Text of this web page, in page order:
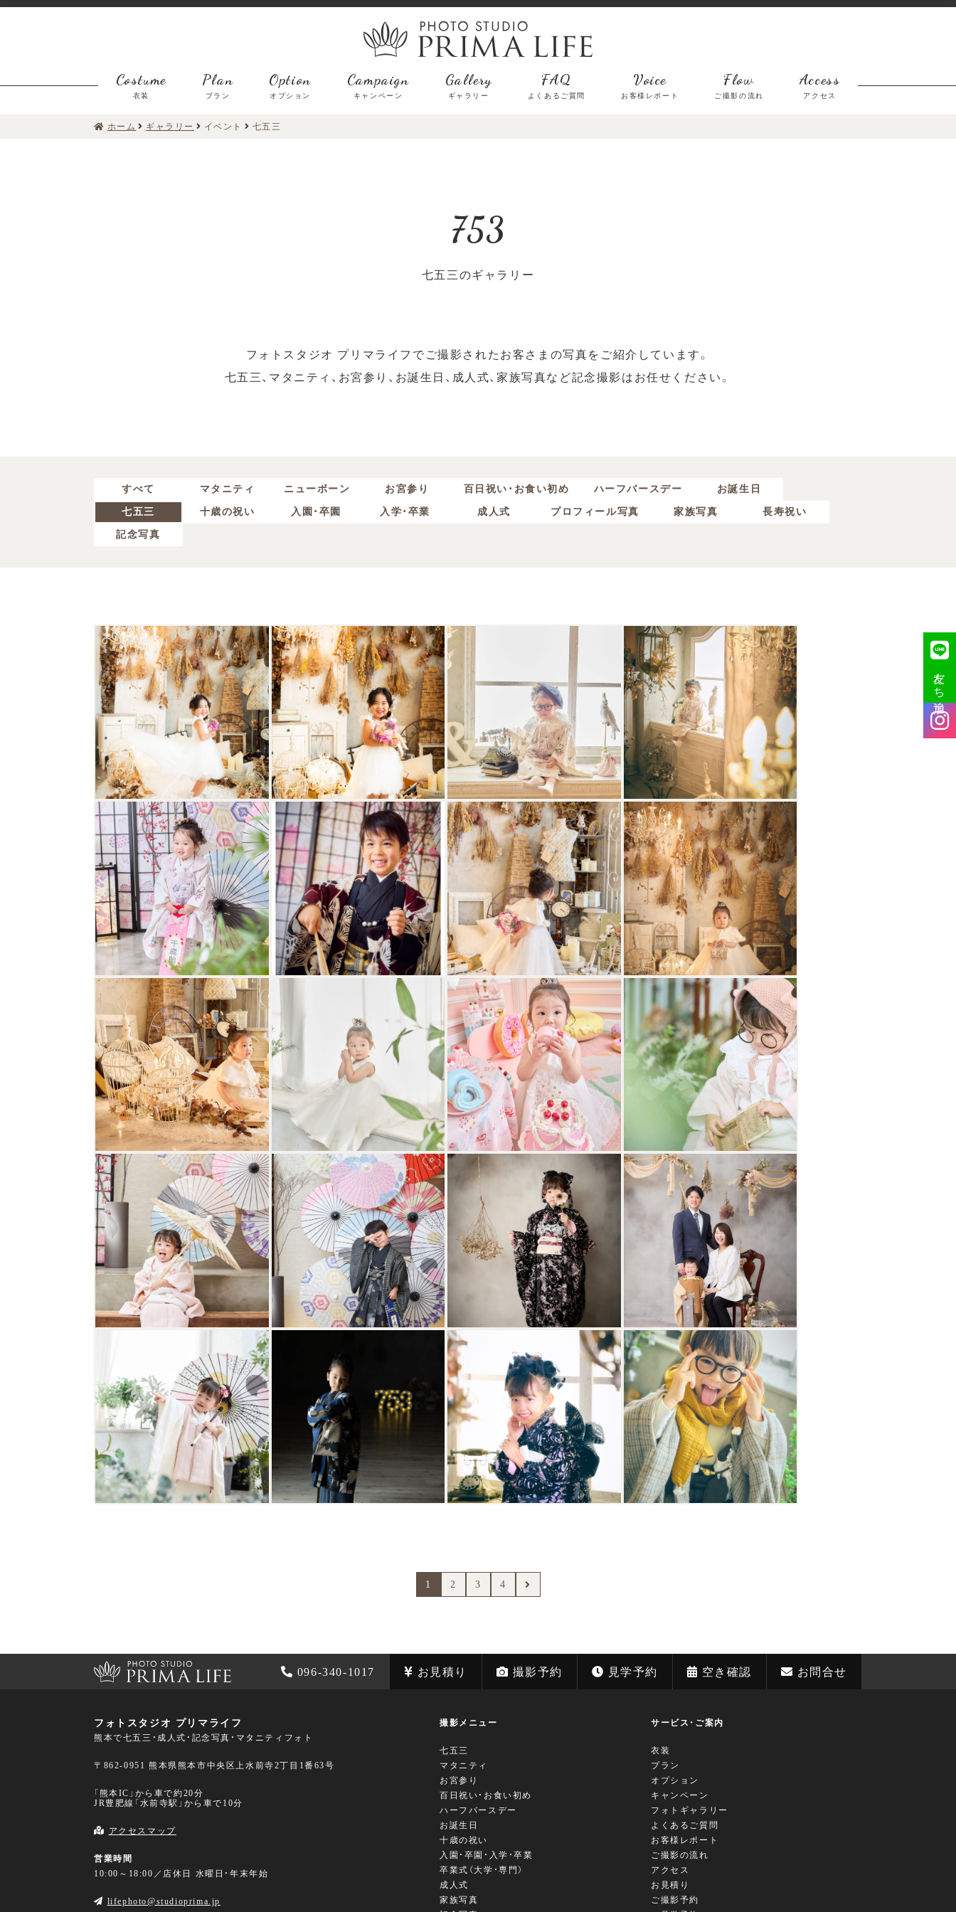
Costume
衣装
Plan
プラン
Option
オプション
Campaign
キャンペーン
Gallery
ギャラリー
FAQ
よくあるご質問
Voice
お客様レポート
Flow
ご撮影の流れ
Access
アクセス
ホーム ギャラリー イベント 七五三
七五三のギャラリー
フォトスタジオ プリマライフでご撮影されたお客さまの写真をご紹介しています。
七五三、マタニティ、お宮参り、お誕生日、成人式、家族写真など記念撮影はお任せください。
すべて マタニティ ニューボーン お宮参り 百日祝い・お食い初め ハーフバースデー お誕生日
七五三 十歳の祝い 入園・卒園 入学・卒業 成人式 プロフィール写真 家族写真 長寿祝い
記念写真
1 2 3 4
096-340-1017 お見積り 撮影予約 見学予約 空き確認 お問合せ
フォトスタジオ プリマライフ
熊本で七五三・成人式・記念写真・マタニティフォト
〒862-0951 熊本県熊本市中央区上水前寺2丁目1番63号
「熊本IC」から車で約20分
JR豊肥線「水前寺駅」から車で10分
アクセスマップ
営業時間
10:00～18:00／店休日 水曜日・年末年始
lifephoto@studioprima.jp
撮影メニュー
七五三
マタニティ
お宮参り
百日祝い・お食い初め
ハーフバースデー
お誕生日
十歳の祝い
入園・卒園・入学・卒業
卒業式（大学・専門）
成人式
家族写真
サービス・ご案内
衣装
プラン
オプション
キャンペーン
フォトギャラリー
よくあるご質問
お客様レポート
ご撮影の流れ
アクセス
お見積り
ご撮影予約
友だち追加